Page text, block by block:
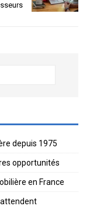
depuis 1975
opportunités
en France
attendent